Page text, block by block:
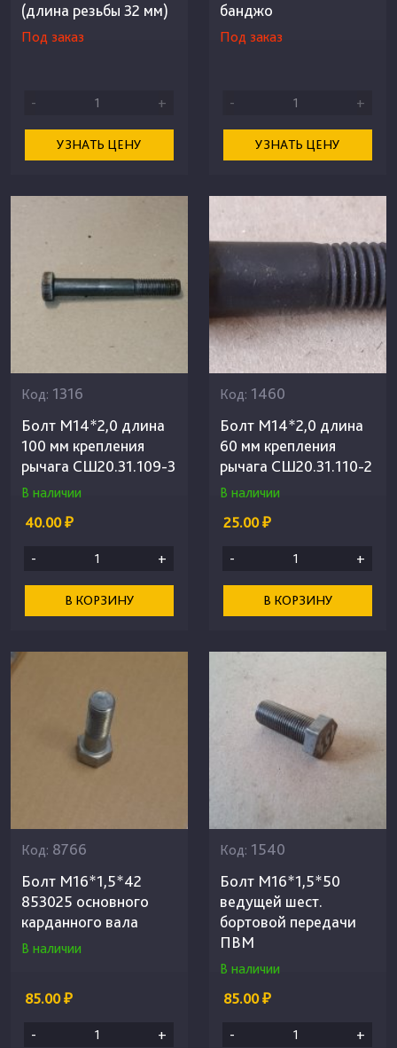
(длина резьбы 32 мм)
Под заказ
- +
УЗНАТЬ ЦЕНУ
банджо
Под заказ
- +
УЗНАТЬ ЦЕНУ
Код: 1316
Болт М14*2,0 длина
100 мм крепления
рычага СШ20.31.109-3
В наличии
40.00 ₽
- +
В КОРЗИНУ
Код: 1460
Болт М14*2,0 длина
60 мм крепления
рычага СШ20.31.110-2
В наличии
25.00 ₽
- +
В КОРЗИНУ
Код: 8766
Болт М16*1,5*42
853025 основного
карданного вала
В наличии
85.00 ₽
- +
Код: 1540
Болт М16*1,5*50
ведущей шест.
бортовой передачи
ПВМ
В наличии
85.00 ₽
- +